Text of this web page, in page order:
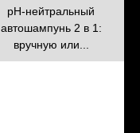
pH-нейтральный
автошампунь 2 в 1:
вручную или...